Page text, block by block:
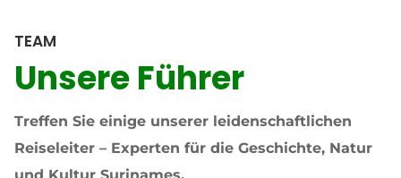
TEAM
Unsere Führer
Treffen Sie einige unserer leidenschaftlichen
Reiseleiter – Experten für die Geschichte, Natur